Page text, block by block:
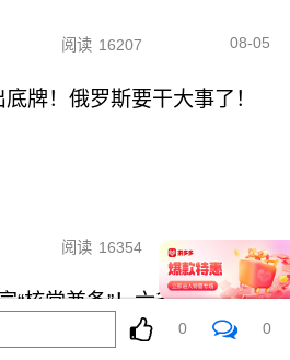
阅读 16207 08-05
牌！俄罗斯要干大事了！
阅读 16354 08-04
“核常兼备”！六爷挂弹反航
0 0